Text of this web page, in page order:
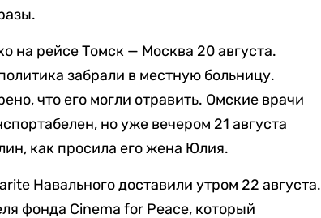
на рейсе Томск — Москва 20 августа.
забрали в местную больницу.
что его могли отравить. Омские врачи
но уже вечером 21 августа
как просила его жена Юлия.
Навального доставили утром 22 августа.
фонда Cinema for Peace, который